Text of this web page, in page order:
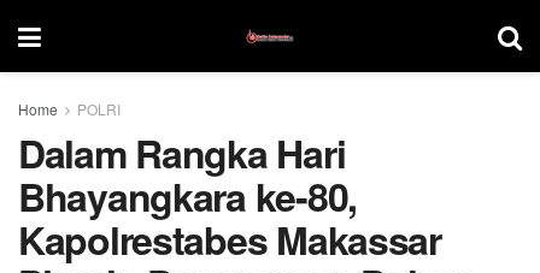
Home POLRI
Dalam Rangka Hari
Bhayangkara ke-80,
Kapolrestabes Makassar